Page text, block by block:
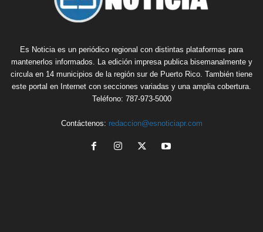
Es Noticia es un periódico regional con distintas plataformas para
mantenerlos informados. La edición impresa publica bisemanalmente y
circula en 14 municipios de la región sur de Puerto Rico. También tiene
este portal en Internet con secciones variadas y una amplia cobertura.
Teléfono: 787-973-5000
Contáctenos: redaccion@esnoticiapr.com